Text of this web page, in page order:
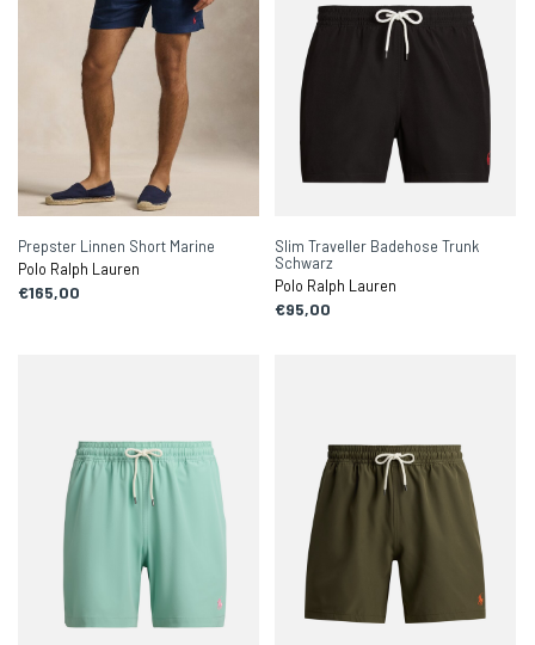
Prepster Linnen Short Marine
Polo Ralph Lauren
€165,00
Slim Traveller Badehose Trunk
Schwarz
Polo Ralph Lauren
€95,00